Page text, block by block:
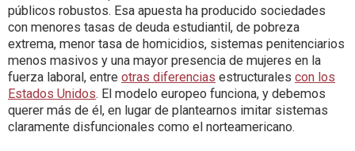
públicos robustos. Esa apuesta ha producido sociedades
con menores tasas de deuda estudiantil, de pobreza
extrema, menor tasa de homicidios, sistemas penitenciarios
menos masivos y una mayor presencia de mujeres en la
fuerza laboral, entre otras diferencias estructurales con los
Estados Unidos. El modelo europeo funciona, y debemos
querer más de él, en lugar de plantearnos imitar sistemas
claramente disfuncionales como el norteamericano.